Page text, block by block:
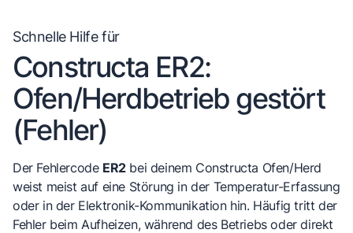
Schnelle Hilfe für
Constructa ER2:
Ofen/Herdbetrieb gestört
(Fehler)
Der Fehlercode ER2bei deinem Constructa Ofen/Herd
weist meist auf eine Störung in der Temperatur-Erfassung
oder in der Elektronik-Kommunikation hin. Häufig tritt der
Fehler beim Aufheizen, während des Betriebs oder direkt